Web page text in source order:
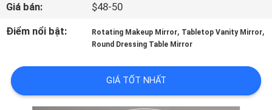
DẪN
VỀ
Giá bán:
$48-50
Điểm nổi bật:
Rotating Makeup Mirror, Tabletop Vanity Mirror,
Round Dressing Table Mirror
GIÁ TỐT NHẤT